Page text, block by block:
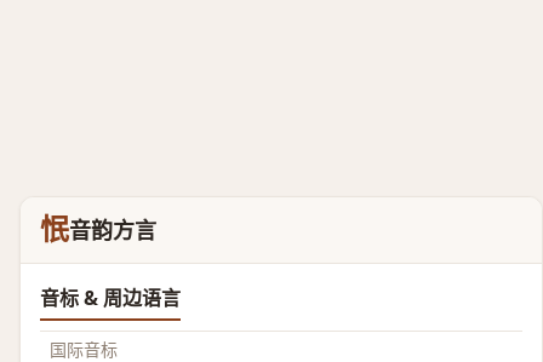
怋音韵方言
音标 & 周边语言
国际音标